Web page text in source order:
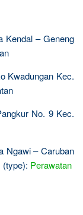
Kendal – Geneng
Kwadungan Kec.
No. 9 Kec.
Ngawi – Caruban
(type): Perawatan